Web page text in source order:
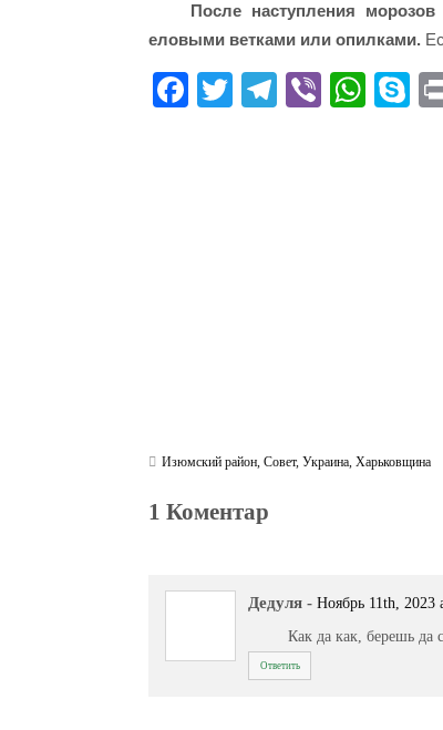
После наступления
еловыми ветками или опилками.
Fa T
Te Vi
W
S
Изюмский район,Совет,Украина,Харьковщина
1 Коментар
Дедуля - Ноябрь 11th, 2023
Как да как, берешь да
Ответить